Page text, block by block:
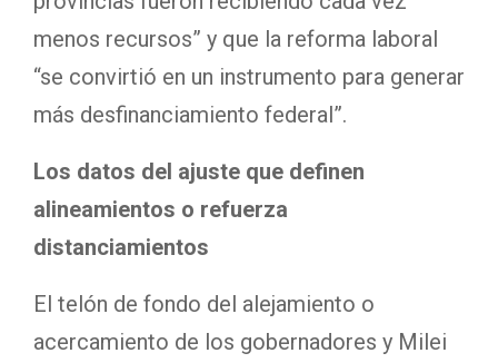
menos recursos” y que la reforma laboral
“se convirtió en un instrumento para generar
más desfinanciamiento federal”.
Los datos del ajuste que definen
alineamientos o refuerza
distanciamientos
El telón de fondo del alejamiento o
acercamiento de los gobernadores y Milei